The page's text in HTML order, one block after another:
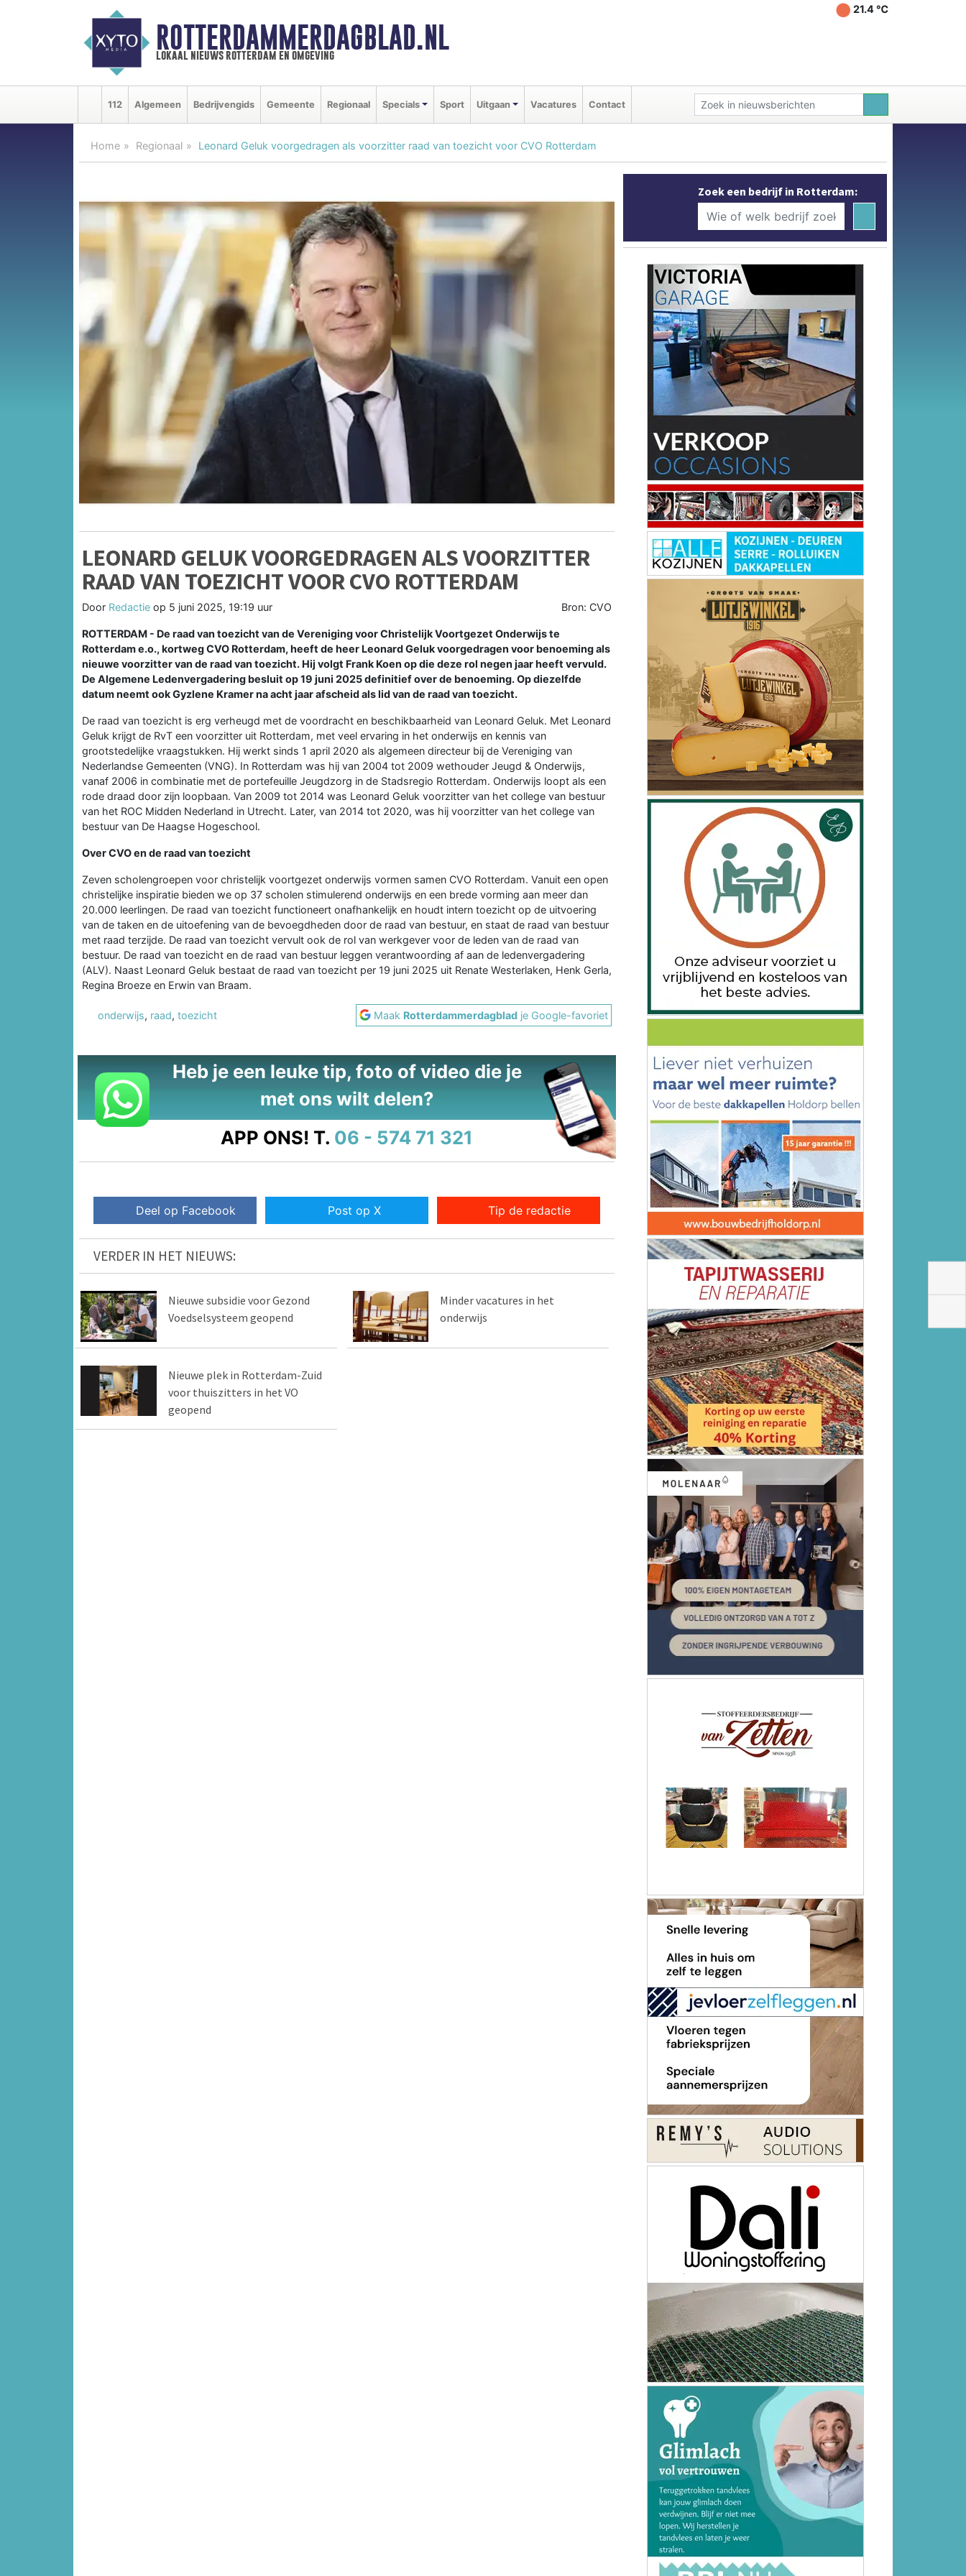
ROTTERDAMMERDAGBLAD.NL
lokaal nieuws rotterdam en omgeving
21.4 ℃
112 Algemeen Bedrijvengids Gemeente Regionaal Specials Sport Uitgaan Vacatures Contact
Home Regionaal Leonard Geluk voorgedragen als voorzitter raad van toezicht voor CVO Rotterdam
LEONARD GELUK VOORGEDRAGEN ALS VOORZITTER
RAAD VAN TOEZICHT VOOR CVO ROTTERDAM
Door Redactie op 5 juni 2025, 19:19 uur Bron: CVO
ROTTERDAM - De raad van toezicht van de Vereniging voor Christelijk Voortgezet Onderwijs te
Rotterdam e.o., kortweg CVO Rotterdam, heeft de heer Leonard Geluk voorgedragen voor benoeming als
nieuwe voorzitter van de raad van toezicht. Hij volgt Frank Koen op die deze rol negen jaar heeft vervuld.
De Algemene Ledenvergadering besluit op 19 juni 2025 definitief over de benoeming. Op diezelfde
datum neemt ook Gyzlene Kramer na acht jaar afscheid als lid van de raad van toezicht.
De raad van toezicht is erg verheugd met de voordracht en beschikbaarheid van Leonard Geluk. Met Leonard
Geluk krijgt de RvT een voorzitter uit Rotterdam, met veel ervaring in het onderwijs en kennis van
grootstedelijke vraagstukken. Hij werkt sinds 1 april 2020 als algemeen directeur bij de Vereniging van
Nederlandse Gemeenten (VNG). In Rotterdam was hij van 2004 tot 2009 wethouder Jeugd & Onderwijs,
vanaf 2006 in combinatie met de portefeuille Jeugdzorg in de Stadsregio Rotterdam. Onderwijs loopt als een
rode draad door zijn loopbaan. Van 2009 tot 2014 was Leonard Geluk voorzitter van het college van bestuur
van het ROC Midden Nederland in Utrecht. Later, van 2014 tot 2020, was hij voorzitter van het college van
bestuur van De Haagse Hogeschool.
Over CVO en de raad van toezicht
Zeven scholengroepen voor christelijk voortgezet onderwijs vormen samen CVO Rotterdam. Vanuit een open
christelijke inspiratie bieden we op 37 scholen stimulerend onderwijs en een brede vorming aan meer dan
20.000 leerlingen. De raad van toezicht functioneert onafhankelijk en houdt intern toezicht op de uitvoering
van de taken en de uitoefening van de bevoegdheden door de raad van bestuur, en staat de raad van bestuur
met raad terzijde. De raad van toezicht vervult ook de rol van werkgever voor de leden van de raad van
bestuur. De raad van toezicht en de raad van bestuur leggen verantwoording af aan de ledenvergadering
(ALV). Naast Leonard Geluk bestaat de raad van toezicht per 19 juni 2025 uit Renate Westerlaken, Henk Gerla,
Regina Broeze en Erwin van Braam.
onderwijs, raad, toezicht Maak Rotterdammerdagblad je Google-favoriet
Heb je een leuke tip, foto of video die je
met ons wilt delen?
APP ONS! T. 06 - 574 71 321
Deel op Facebook Post op X Tip de redactie
VERDER IN HET NIEUWS:
Nieuwe subsidie voor Gezond
Voedselsysteem geopend
Minder vacatures in het
onderwijs
Nieuwe plek in Rotterdam-Zuid
voor thuiszitters in het VO
geopend
Zoek een bedrijf in Rotterdam: